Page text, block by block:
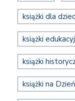
książki dla
książki
książki
książki na